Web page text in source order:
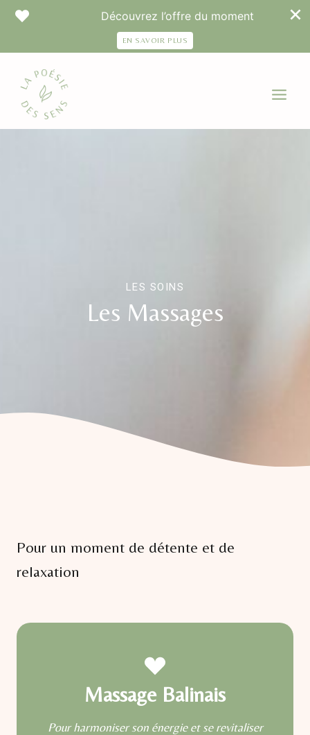
contenu
LES SOINS
Les Massages
Pour un moment de détente et de
relaxation
Massage Balinais
Pour harmoniser son énergie et se revitaliser
Découvrez l’offre du moment
EN SAVOIR PLUS